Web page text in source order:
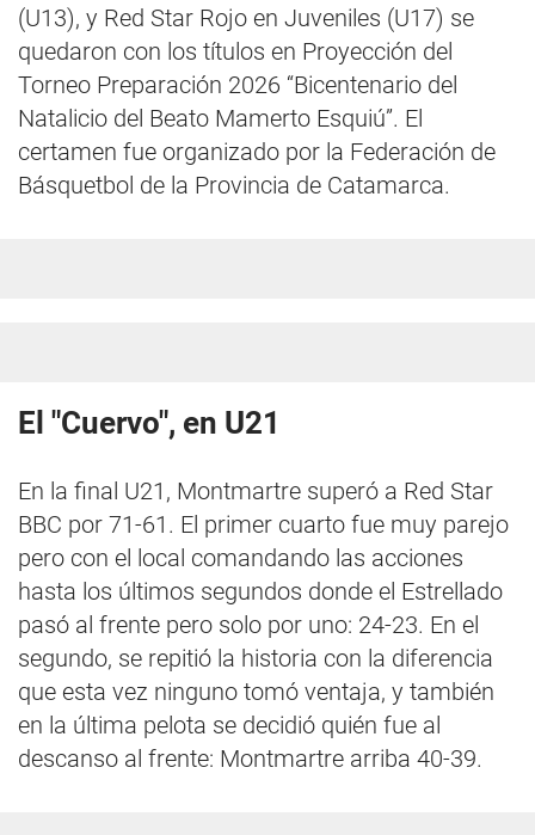
(U13), y Red Star Rojo en Juveniles (U17) se
quedaron con los títulos en Proyección del
Torneo Preparación 2026 “Bicentenario del
Natalicio del Beato Mamerto Esquiú”. El
certamen fue organizado por la Federación de
Básquetbol de la Provincia de Catamarca.
El "Cuervo", en U21
En la final U21, Montmartre superó a Red Star
BBC por 71-61. El primer cuarto fue muy parejo
pero con el local comandando las acciones
hasta los últimos segundos donde el Estrellado
pasó al frente pero solo por uno: 24-23. En el
segundo, se repitió la historia con la diferencia
que esta vez ninguno tomó ventaja, y también
en la última pelota se decidió quién fue al
descanso al frente: Montmartre arriba 40-39.